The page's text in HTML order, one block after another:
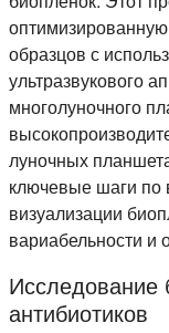
образцов с
ультразвукового
многолуночного
луночных
ключевые шаги
визуализации
вариабельности и
Исследование
антибиотиков